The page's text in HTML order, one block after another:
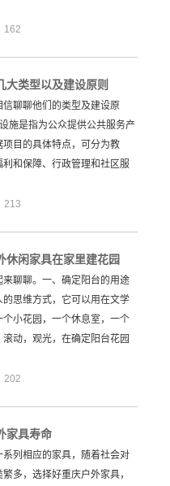
162
大类型以及建设原则
聊聊他们的类型及建设原
施是指为公众提供公共服务产
目的具体特点，可分为教
和保障、行政管理和社区服
213
休闲家具在家里建花园
聊聊。一、确定阳台的用途
思维方式，它可以用在文学
小花园，一个休息室，一个
动，观光，在确定阳台花园
202
家具寿命
列相应的家具，随着社会对
多，选择好重庆户外家具，